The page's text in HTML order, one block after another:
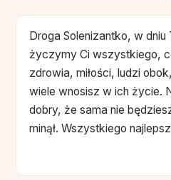
Droga Solenizantko, w dniu
życzymy Ci wszystkiego,
zdrowia, miłości, ludzi
wiele wnosisz w ich życie.
dobry, że sama nie
minął. Wszystkiego